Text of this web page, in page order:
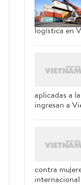
logística en
aplicadas a
ingresan a
contra
internacional